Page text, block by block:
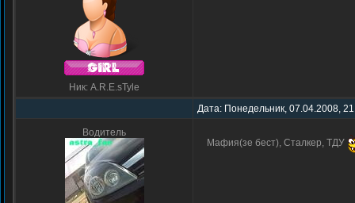
Ник: A.R.E.sTyle
Дата: Понедельник, 07.04.2008,
Водитель
Мафия(зе бест), Сталкер, ТДУ